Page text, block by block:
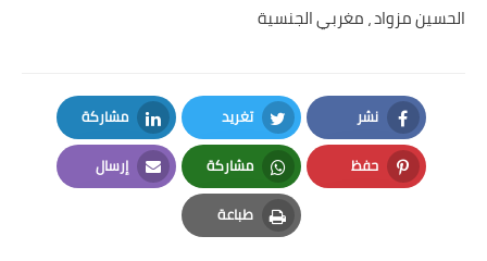
الحسين مزواد ، مغربي الجنسية
نشر
Facebook
تغريد
Twitter
مشاركة
LinkedIn
حفظ
Pinterest
مشاركة
Whatsapp
إرسال
Email
طباعة
Print